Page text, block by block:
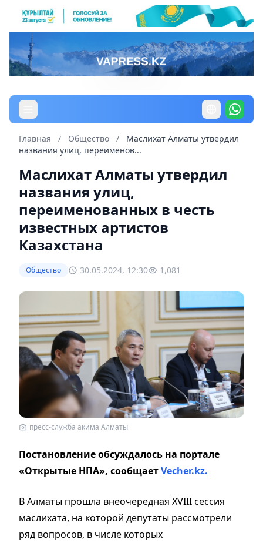
Главная / Общество /
Маслихат Алматы утвердил
названия улиц, переименов...
Маслихат Алматы утвердил
названия улиц,
переименованных в честь
известных артистов
Казахстана
Общество 30.05.2024, 12:30 1,081
пресс-служба акима Алматы
Постановление обсуждалось на портале
«Открытые НПА», сообщаетVecher.kz.
В Алматы прошла внеочередная XVIII сессия
маслихата, на которой депутаты рассмотрели
ряд вопросов, в числе которых